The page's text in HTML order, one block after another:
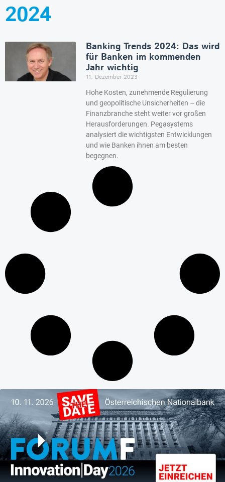
2024
Banking Trends 2024: Das wird
für Banken im kommenden
Jahr wichtig
11. Dezember 2023
Hohe Kosten, zunehmende Regulierung
und geopolitische Unsicherheiten – die
Finanzbranche steht weiter vor großen
Herausforderungen. Pegasystems
analysiert die wichtigsten Entwicklungen
und wie Banken ihnen am besten
begegnen.